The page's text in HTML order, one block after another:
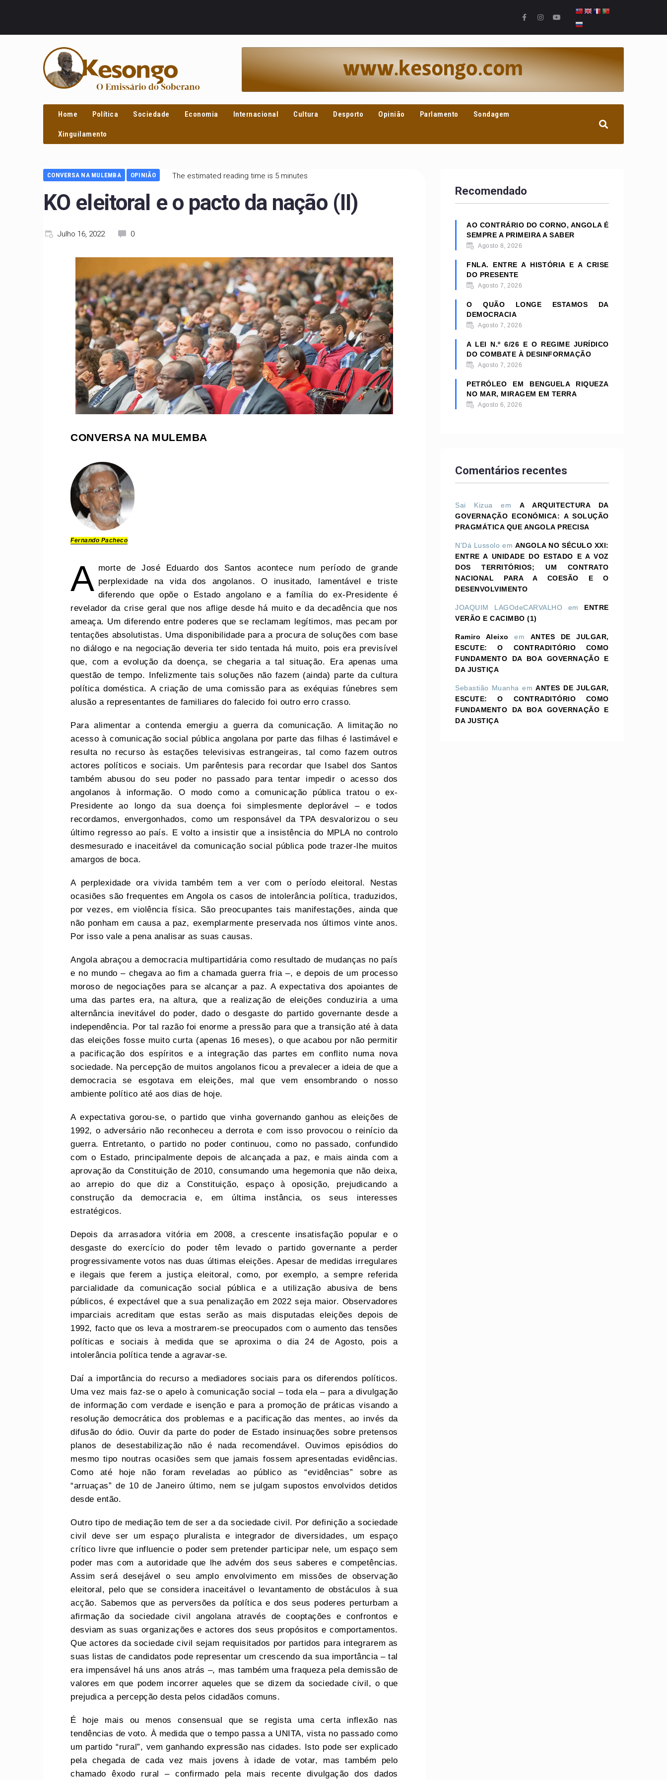
Home Política Sociedade Economia Internacional Cultura Desporto Opinião Parlamento Sondagem
Xinguilamento
CONVERSA NA MULEMBA OPINIÃO The estimated reading time is 5 minutes
KO eleitoral e o pacto da nação (II)
Julho 16, 2022 0
CONVERSA NA MULEMBA
Fernando Pacheco
A morte de José Eduardo dos Santos acontece num período de grande
perplexidade na vida dos angolanos. O inusitado, lamentável e triste
diferendo que opõe o Estado angolano e a família do ex-Presidente é
revelador da crise geral que nos aflige desde há muito e da decadência que nos
ameaça. Um diferendo entre poderes que se reclamam legítimos, mas pecam por
tentações absolutistas. Uma disponibilidade para a procura de soluções com base
no diálogo e na negociação deveria ter sido tentada há muito, pois era previsível
que, com a evolução da doença, se chegaria a tal situação. Era apenas uma
questão de tempo. Infelizmente tais soluções não fazem (ainda) parte da cultura
política doméstica. A criação de uma comissão para as exéquias fúnebres sem
alusão a representantes de familiares do falecido foi outro erro crasso.
Para alimentar a contenda emergiu a guerra da comunicação. A limitação no
acesso à comunicação social pública angolana por parte das filhas é lastimável e
resulta no recurso às estações televisivas estrangeiras, tal como fazem outros
actores políticos e sociais. Um parêntesis para recordar que Isabel dos Santos
também abusou do seu poder no passado para tentar impedir o acesso dos
angolanos à informação. O modo como a comunicação pública tratou o ex-
Presidente ao longo da sua doença foi simplesmente deplorável – e todos
recordamos, envergonhados, como um responsável da TPA desvalorizou o seu
último regresso ao país. E volto a insistir que a insistência do MPLA no controlo
desmesurado e inaceitável da comunicação social pública pode trazer-lhe muitos
amargos de boca.
A perplexidade ora vivida também tem a ver com o período eleitoral. Nestas
ocasiões são frequentes em Angola os casos de intolerância política, traduzidos,
por vezes, em violência física. São preocupantes tais manifestações, ainda que
não ponham em causa a paz, exemplarmente preservada nos últimos vinte anos.
Por isso vale a pena analisar as suas causas.
Angola abraçou a democracia multipartidária como resultado de mudanças no país
e no mundo – chegava ao fim a chamada guerra fria –, e depois de um processo
moroso de negociações para se alcançar a paz. A expectativa dos apoiantes de
uma das partes era, na altura, que a realização de eleições conduziria a uma
alternância inevitável do poder, dado o desgaste do partido governante desde a
independência. Por tal razão foi enorme a pressão para que a transição até à data
das eleições fosse muito curta (apenas 16 meses), o que acabou por não permitir
a pacificação dos espíritos e a integração das partes em conflito numa nova
sociedade. Na percepção de muitos angolanos ficou a prevalecer a ideia de que a
democracia se esgotava em eleições, mal que vem ensombrando o nosso
ambiente político até aos dias de hoje.
A expectativa gorou-se, o partido que vinha governando ganhou as eleições de
1992, o adversário não reconheceu a derrota e com isso provocou o reinício da
guerra. Entretanto, o partido no poder continuou, como no passado, confundido
com o Estado, principalmente depois de alcançada a paz, e mais ainda com a
aprovação da Constituição de 2010, consumando uma hegemonia que não deixa,
ao arrepio do que diz a Constituição, espaço à oposição, prejudicando a
construção da democracia e, em última instância, os seus interesses
estratégicos.
Depois da arrasadora vitória em 2008, a crescente insatisfação popular e o
desgaste do exercício do poder têm levado o partido governante a perder
progressivamente votos nas duas últimas eleições. Apesar de medidas irregulares
e ilegais que ferem a justiça eleitoral, como, por exemplo, a sempre referida
parcialidade da comunicação social pública e a utilização abusiva de bens
públicos, é expectável que a sua penalização em 2022 seja maior. Observadores
imparciais acreditam que estas serão as mais disputadas eleições depois de
1992, facto que os leva a mostrarem-se preocupados com o aumento das tensões
políticas e sociais à medida que se aproxima o dia 24 de Agosto, pois a
intolerância política tende a agravar-se.
Daí a importância do recurso a mediadores sociais para os diferendos políticos.
Uma vez mais faz-se o apelo à comunicação social – toda ela – para a divulgação
de informação com verdade e isenção e para a promoção de práticas visando a
resolução democrática dos problemas e a pacificação das mentes, ao invés da
difusão do ódio. Ouvir da parte do poder de Estado insinuações sobre pretensos
planos de desestabilização não é nada recomendável. Ouvimos episódios do
mesmo tipo noutras ocasiões sem que jamais fossem apresentadas evidências.
Como até hoje não foram reveladas ao público as “evidências” sobre as
“arruaças” de 10 de Janeiro último, nem se julgam supostos envolvidos detidos
desde então.
Outro tipo de mediação tem de ser a da sociedade civil. Por definição a sociedade
civil deve ser um espaço pluralista e integrador de diversidades, um espaço
crítico livre que influencie o poder sem pretender participar nele, um espaço sem
poder mas com a autoridade que lhe advém dos seus saberes e competências.
Assim será desejável o seu amplo envolvimento em missões de observação
eleitoral, pelo que se considera inaceitável o levantamento de obstáculos à sua
acção. Sabemos que as perversões da política e dos seus poderes perturbam a
afirmação da sociedade civil angolana através de cooptações e confrontos e
desviam as suas organizações e actores dos seus propósitos e comportamentos.
Que actores da sociedade civil sejam requisitados por partidos para integrarem as
suas listas de candidatos pode representar um crescendo da sua importância – tal
era impensável há uns anos atrás –, mas também uma fraqueza pela demissão de
valores em que podem incorrer aqueles que se dizem da sociedade civil, o que
prejudica a percepção desta pelos cidadãos comuns.
É hoje mais ou menos consensual que se regista uma certa inflexão nas
tendências de voto. À medida que o tempo passa a UNITA, vista no passado como
um partido “rural”, vem ganhando expressão nas cidades. Isto pode ser explicado
pela chegada de cada vez mais jovens à idade de votar, mas também pelo
chamado êxodo rural – confirmado pela mais recente divulgação dos dados
Recomendado
AO CONTRÁRIO DO CORNO, ANGOLA É
SEMPRE A PRIMEIRA A SABER
Agosto 8, 2026
FNLA. ENTRE A HISTÓRIA E A CRISE
DO PRESENTE
Agosto 7, 2026
O QUÃO LONGE ESTAMOS DA
DEMOCRACIA
Agosto 7, 2026
A LEI N.º 6/26 E O REGIME JURÍDICO
DO COMBATE À DESINFORMAÇÃO
Agosto 7, 2026
PETRÓLEO EM BENGUELA RIQUEZA
NO MAR, MIRAGEM EM TERRA
Agosto 6, 2026
Comentários recentes
Sai Kizua emA ARQUITECTURA DA
GOVERNAÇÃO ECONÓMICA: A SOLUÇÃO
PRAGMÁTICA QUE ANGOLA PRECISA
N'Dá Lussolo em ANGOLA NO SÉCULO XXI:
ENTRE A UNIDADE DO ESTADO E A VOZ
DOS TERRITÓRIOS; UM CONTRATO
NACIONAL PARA A COESÃO E O
DESENVOLVIMENTO
JOAQUIM LAGOdeCARVALHO em ENTRE
VERÃO E CACIMBO (1)
Ramiro Aleixo em ANTES DE JULGAR,
ESCUTE: O CONTRADITÓRIO COMO
FUNDAMENTO DA BOA GOVERNAÇÃO E
DA JUSTIÇA
Sebastião Muanha emANTES DE JULGAR,
ESCUTE: O CONTRADITÓRIO COMO
FUNDAMENTO DA BOA GOVERNAÇÃO E
DA JUSTIÇA
PROCURAR